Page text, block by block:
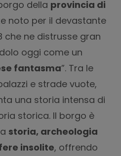
della provincia di
noto per il devastante
che ne distrusse gran
oggi come un
fantasma”. Tra le
e strade vuote,
una storia intensa di
storica. Il borgo è
storia, archeologia
insolite, offrendo